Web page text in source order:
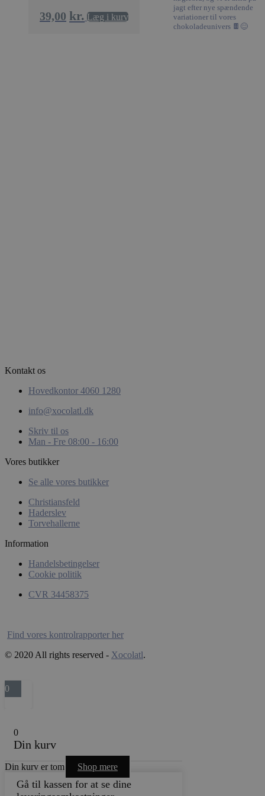
39,00 kr. Læg i kurv
jagt efter nye spændende
variationer til vores
chokoladeunivers 🍫😊
Kontakt os
Hovedkontor 4060 1280
info@xocolatl.dk
Skriv til os
Man - Fre 08:00 - 16:00
Vores butikker
Se alle vores butikker
Christiansfeld
Haderslev
Torvehallerne
Information
Handelsbetingelser
Cookie politik
CVR 34458375
Find vores kontrolrapporter her
© 2020 All rights reserved - Xocolatl.
0
0
Din kurv
Din kurv er tom Shop mere
Gå til kassen for at se dine
Uklassificerede
pys_start_session
CookieScriptConsent
wp_woocommerce_session_[abcdef0123456789]
{32}
Navn
Navn
pys_first_visit
Navn
wc_cart_created